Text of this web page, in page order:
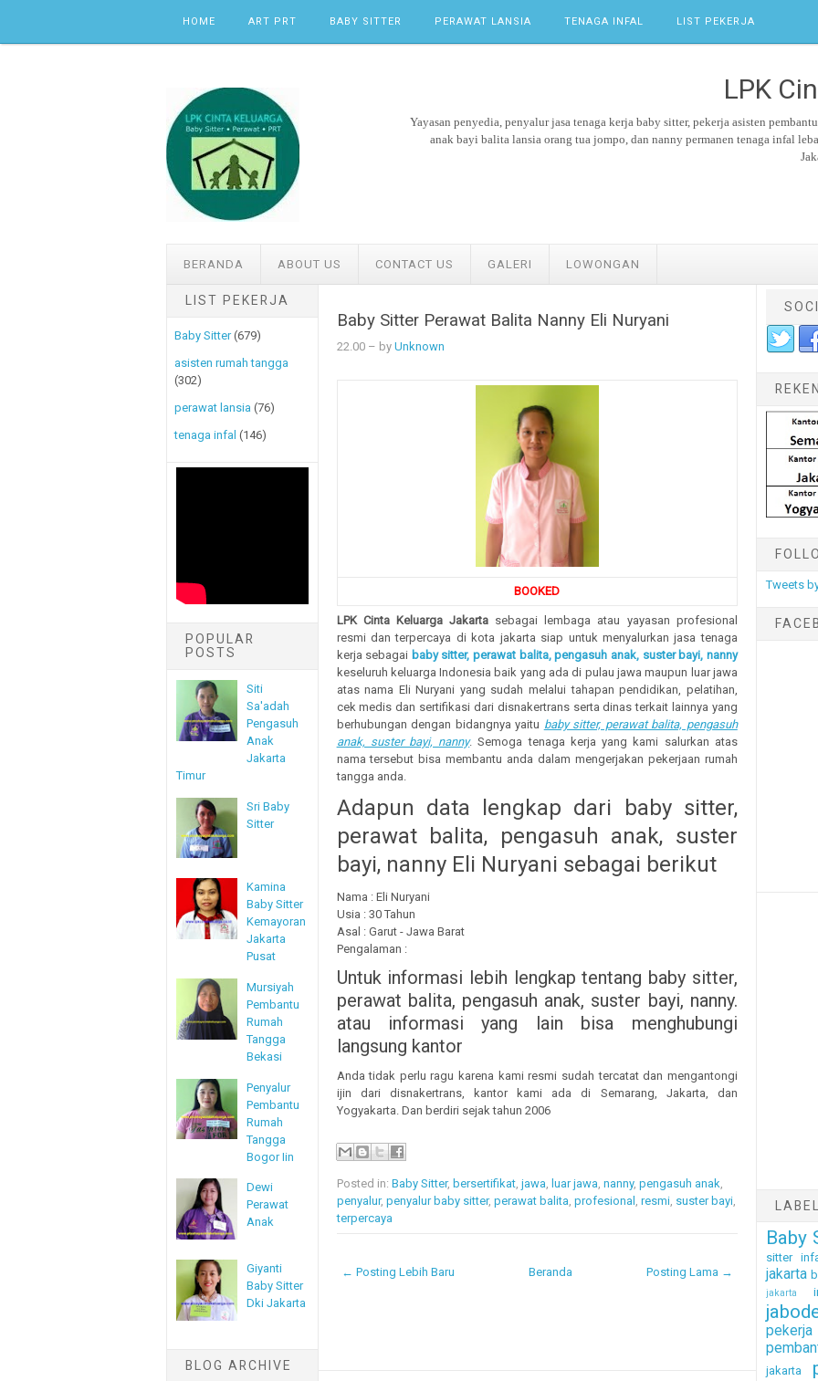
HOME ART PRT BABY SITTER PERAWAT LANSIA TENAGA INFAL LIST PEKERJA
LPK
Yayasan penyedia, penyalur jasa tenaga kerja baby sitter, pekerja asisten
anak bayi balita lansia orang tua jompo, dan nanny permanen tenaga infal
BERANDA ABOUT US CONTACT US GALERI LOWONGAN
LIST PEKERJA
Baby Sitter (679)
asisten rumah tangga
(302)
perawat lansia (76)
tenaga infal (146)
POPULAR
POSTS
Siti
Sa'adah
Pengasuh
Anak
Jakarta
Timur
Sri Baby
Sitter
Kamina
Baby Sitter
Kemayoran
Jakarta
Pusat
Mursiyah
Pembantu
Rumah
Tangga
Bekasi
Penyalur
Pembantu
Rumah
Tangga
Bogor Iin
Dewi
Perawat
Anak
Giyanti
Baby Sitter
Dki Jakarta
BLOG ARCHIVE
Baby Sitter Perawat Balita Nanny Eli Nuryani
22.00– by Unknown
BOOKED
LPK Cinta Keluarga Jakarta sebagai lembaga atau yayasan profesional
resmi dan terpercaya di kota jakarta siap untuk menyalurkan jasa tenaga
kerja sebagai baby sitter, perawat balita, pengasuh anak, suster bayi, nanny
keseluruh keluarga Indonesia baik yang ada di pulau jawa maupun luar jawa
atas nama Eli Nuryani yang sudah melalui tahapan pendidikan, pelatihan,
cek medis dan sertifikasi dari disnakertrans serta dinas terkait lainnya yang
berhubungan dengan bidangnya yaitu baby sitter, perawat balita, pengasuh
anak, suster bayi, nanny. Semoga tenaga kerja yang kami salurkan atas
nama tersebut bisa membantu anda dalam mengerjakan pekerjaan rumah
tangga anda.
Adapun data lengkap dari baby sitter,
perawat balita, pengasuh anak, suster
bayi, nanny Eli Nuryani sebagai berikut
Nama : Eli Nuryani
Usia : 30 Tahun
Asal : Garut - Jawa Barat
Pengalaman :
Untuk informasi lebih lengkap tentang baby sitter,
perawat balita, pengasuh anak, suster bayi, nanny.
atau informasi yang lain bisa menghubungi
langsung kantor
Anda tidak perlu ragu karena kami resmi sudah tercatat dan mengantongi
ijin dari disnakertrans, kantor kami ada di Semarang, Jakarta, dan
Yogyakarta. Dan berdiri sejak tahun 2006
Posted in: Baby Sitter, bersertifikat, jawa, luar jawa, nanny, pengasuh anak,
penyalur, penyalur baby sitter, perawat balita, profesional , resmi, suster bayi,
terpercaya
← Posting Lebih Baru Posting Lama →
Beranda
Tweets
Baby
sitter
jakarta
jakarta
jakarta